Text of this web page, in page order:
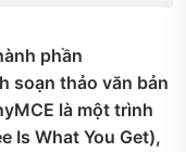
phần
soạn thảo văn bản
là một trình
Is What You Get),